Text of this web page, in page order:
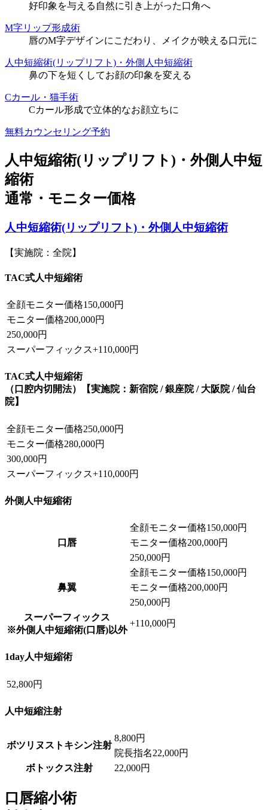
好印象を与える自然に引き上がった口角へ
M字リップ形成術
唇のM字デザインにこだわり、メイクが映える口元に
人中短縮術(リップリフト)・外側人中短縮術
鼻の下を短くしてお顔の印象を変える
Cカール・猫手術
Cカール形成で立体的なお顔立ちに
無料カウンセリング予約
人中短縮術(リップリフト)・外側人中短
縮術
通常・モニター価格
人中短縮術(リップリフト)・外側人中短縮術
【実施院：全院】
TAC式人中短縮術
全顔モニター価格150,000円
モニター価格200,000円
250,000円
スーパーフィックス+110,000円
TAC式人中短縮術
（口腔内切開法）
【実施院：新宿院 / 銀座院 / 大阪院 / 仙台
院】
全顔モニター価格250,000円
モニター価格280,000円
300,000円
スーパーフィックス+110,000円
外側人中短縮術
口唇
全顔モニター価格150,000円
モニター価格200,000円
250,000円
鼻翼
全顔モニター価格150,000円
モニター価格200,000円
250,000円
スーパーフィックス
※外側人中短縮術(口唇)以外
+110,000円
1day人中短縮術
52,800円
人中短縮注射
ボツリヌストキシン注射
8,800円
院長指名22,000円
ボトックス注射
22,000円
口唇縮小術